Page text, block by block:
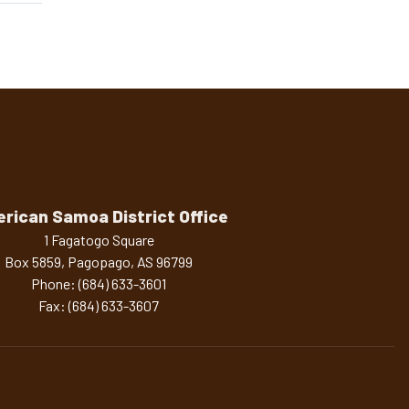
Samoa District Office
1 Fagatogo Square
Box 5859, Pagopago, AS96799
Phone:(684) 633-3601
Fax:(684) 633-3607